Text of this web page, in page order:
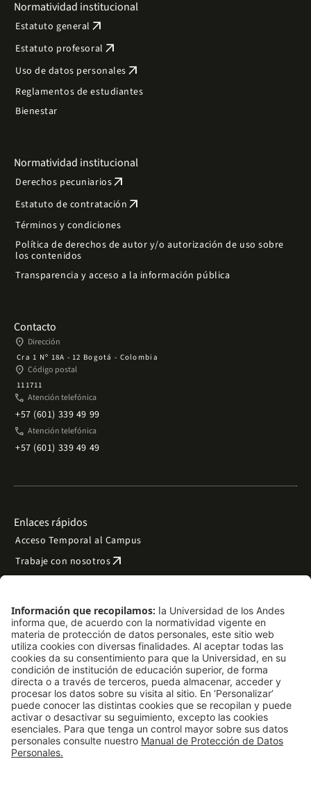
Normatividad institucional
Estatuto general arrow_outward
Estatuto profesoral arrow_outward
Uso de datos personales arrow_outward
Reglamentos de estudiantes
Bienestar
Normatividad institucional
Derechos pecuniariosarrow_outward
Estatuto de contratación arrow_outward
Términos y condiciones
Política de derechos de autor y/o autorización de uso sobre
los contenidos
Transparencia y acceso a la información pública
Contacto
place Dirección
Cra 1 Nº 18A - 12 Bogotá - Colombia
place Código postal
111711
phone Atención telefónica
+57 (601) 339 49 99
phone Atención telefónica
+57 (601) 339 49 49
Enlaces rápidos
Acceso Temporal al Campus
Trabaje con nosotrosarrow_outward
Preguntas frecuentes
Filantropía y donacionesarrow_outward
Mapa del sitio arrow_outward
Síguenos
LinkedIn
Instagram
Facebook